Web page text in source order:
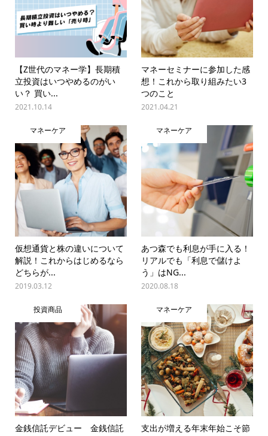
【Z世代のマネー学】長期積
立投資はいつやめるのがい
い？ 買い...
2021.10.14
マネーセミナーに参加した感
想！これから取り組みたい3
つのこと
2021.04.21
マネーケア
仮想通貨と株の違いについて
解説！これからはじめるなら
どちらが...
2019.03.12
マネーケア
あつ森でも利息が手に入る！
リアルでも「利息で儲けよ
う」はNG...
2020.08.18
投資商品
金銭信託デビュー 金銭信託
マネーケア
支出が増える年末年始こそ節